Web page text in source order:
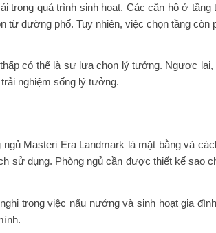
trong quá trình sinh hoạt. Các căn hộ ở
đường phố. Tuy nhiên, việc chọn tầng
có thể là sự lựa chọn lý tưởng. Ngược
nghiệm sống lý tưởng.
Masteri Era Landmark là mặt bằng và
sử dụng. Phòng ngủ cần được thiết kế sao
trong việc nấu nướng và sinh hoạt gia